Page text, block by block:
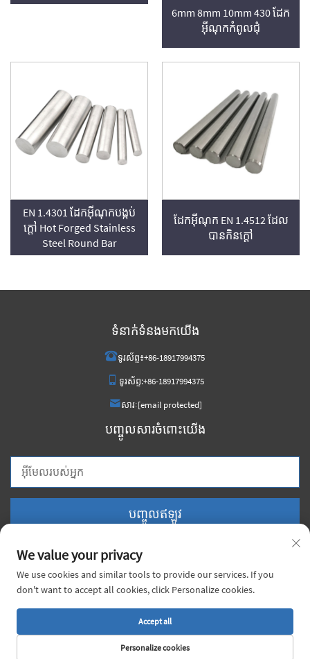
6mm 8mm 10mm 430 ដែក
អ៊ីណុកកំពូលជុំ
EN 1.4301 ដែកអ៊ីណុកបង្កប់
ក្តៅ Hot Forged Stainless
Steel Round Bar
ដែកអ៊ីណុក EN 1.4512 ដែល
បាន​កិន​ក្តៅ
ទំនាក់ទំនងមកយើង
ទូរស័ព្ទ៖+86-18917994375
ទូរស័ព្ទ:+86-18917994375
សារៈ[email protected]
បញ្ចូលសារចំពោះយើង
បញ្ចូលឥឡូវ
We value your privacy
We use cookies and similar tools to provide our services. If you
don't want to accept all cookies, click Personalize cookies.
Personalize cookies
Accept all